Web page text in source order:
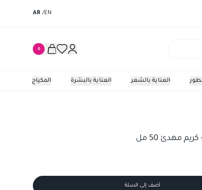
EN
/
AR
0
المكياج العناية بالبشرة العناية بالشعر
أضف إلى السلة